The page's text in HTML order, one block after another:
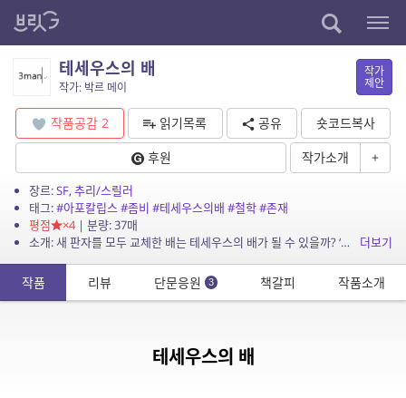
테세우스의 배
작가: 박르 메이
작가
제안
작품공감 2 읽기목록 공유
숏코드복사
후원
작가소개 +
장르:SF,추리/스릴러
태그:#아포칼립스#좀비 #테세우스의배 #철학#존재
평점
×4| 분량: 37매
소개: 새 판자를 모두 교체한 배는 테세우스의 배가 될 수 있을까? ‘구마스’는 밀실에 갇혀, 죽어가는 ‘태용’에게 질문을 받는다. 대답하고 싶...
더보기
작품 리뷰 단문응원 3 책갈피 작품소개
테세우스의 배